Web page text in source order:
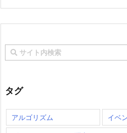
タグ
アルゴリズム イベ